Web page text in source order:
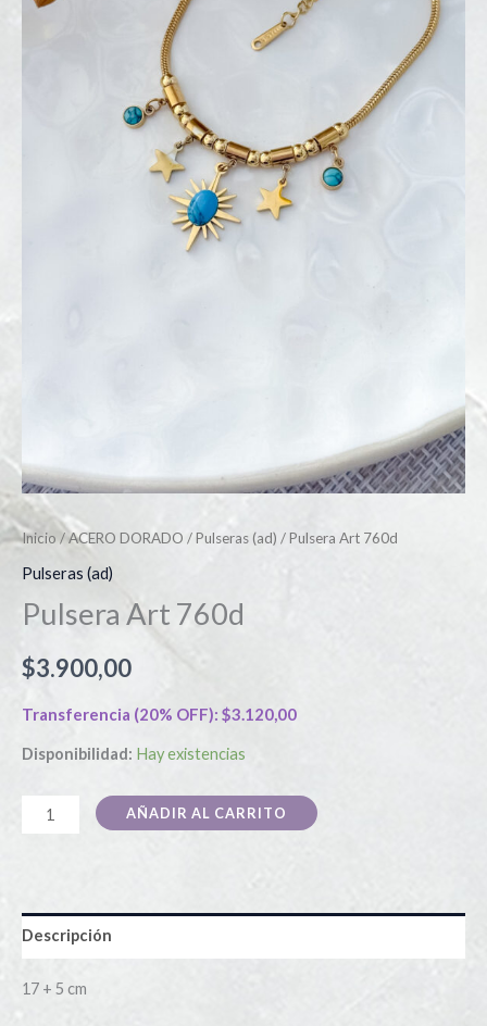
Inicio /ACERO DORADO /Pulseras (ad) / Pulsera Art 760d
Pulseras (ad)
Pulsera Art 760d
$3.900,00
Transferencia (20% OFF): $3.120,00
Disponibilidad: Hay existencias
AÑADIR AL CARRITO
Descripción
17 + 5 cm